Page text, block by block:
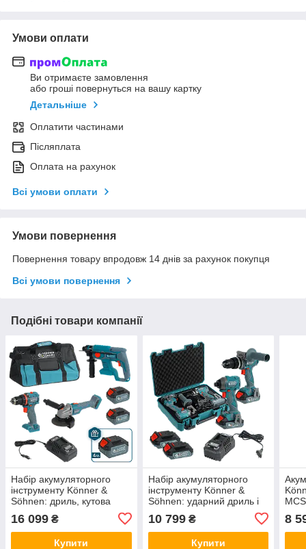
Умови оплати
Ви отримаєте замовлення
або гроші повернуться на вашу картку
Детальніше
Оплатити частинами
Післяплата
Оплата на рахунок
Всі умови оплати
Умови повернення
Повернення товару впродовж 14 днів за рахунок покупця
Всі умови повернення
Подібні товари компанії
Набір акумуляторного
інструменту Könner &
Söhnen: дриль, кутова
перфоратор (RHAGD 20V
SET 3 PLUS)
16 099 ₴
Купити
Набір акумуляторного
інструменту Könner &
Söhnen: ударний дриль і
гвинтокрут (IDISD 20V SET
2 PLUS)
10 799₴
Купити
8